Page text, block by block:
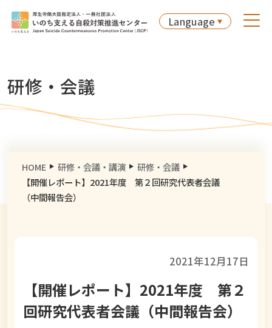
Language
研修・会議
HOME 研修・会議・講演
研修・会議
【開催レポート】2021年度 第２回研究代表者会議
（中間報告会）
2021年12月17日
【開催レポート】2021年度 第２
回研究代表者会議（中間報告会）